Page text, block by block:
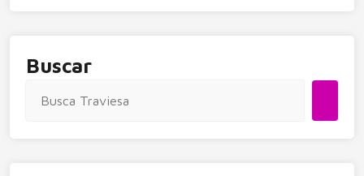
Buscar